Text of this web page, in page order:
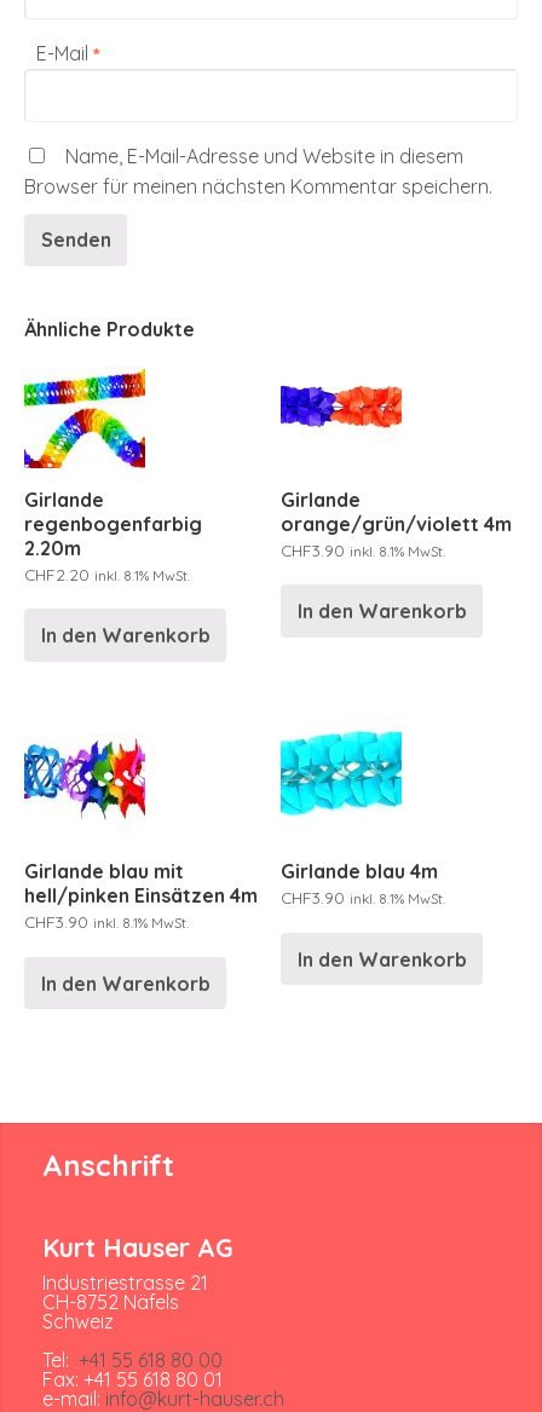
E-Mail *
Name, E-Mail-Adresse und Website in diesem
Browser für meinen nächsten Kommentar speichern.
Ähnliche Produkte
Girlande
regenbogenfarbig
2.20m
CHF2.20 inkl. 8.1% MwSt.
In den Warenkorb
Girlande
orange/grün/violett 4m
CHF3.90 inkl. 8.1% MwSt.
In den Warenkorb
Girlande blau mit
hell/pinken Einsätzen 4m
CHF3.90 inkl. 8.1% MwSt.
In den Warenkorb
Girlande blau 4m
CHF3.90 inkl. 8.1% MwSt.
In den Warenkorb
Anschrift
Kurt Hauser AG
Industriestrasse 21
CH-8752 Näfels
Schweiz
Tel: +41 55 618 80 00
Fax: +41 55 618 80 01
e-mail: info@kurt-hauser.ch